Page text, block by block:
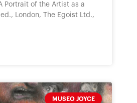
Portrait of the Artist as a
London, The Egoist Ltd.,
MUSEO JOYCE